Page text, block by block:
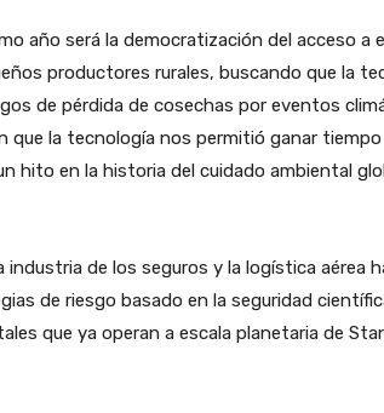
año será la democratización del acceso
productores rurales, buscando que la
de pérdida de cosechas por eventos
que la tecnología nos permitió ganar
hito en la historia del cuidado ambiental
industria de los seguros y la logística aérea
de riesgo basado en la seguridad
que ya operan a escala planetaria de